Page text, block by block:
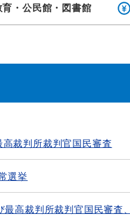
・公民館・ 図書館
裁判所裁判官国民審査
選挙
高裁判所裁判官国民審査